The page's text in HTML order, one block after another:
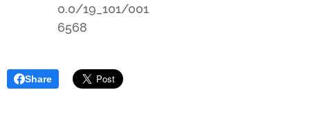
0.0/19_101/001
6568
Share